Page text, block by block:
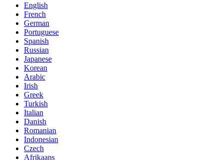
English
French
German
Portuguese
Spanish
Russian
Japanese
Korean
Arabic
Irish
Greek
Turkish
Italian
Danish
Romanian
Indonesian
Czech
Afrikaans